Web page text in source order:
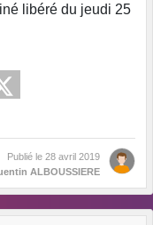
libéré du jeudi 25
Publié le 28 avril 2019
ALBOUSSIERE